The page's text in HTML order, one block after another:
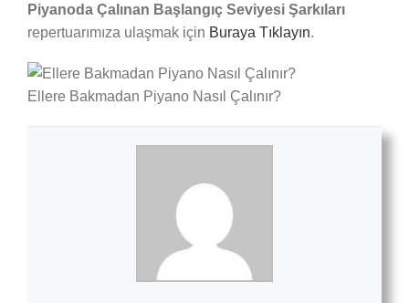
Piyanoda Çalınan Başlangıç Seviyesi Şarkıları
repertuarımıza ulaşmak için Buraya Tıklayın.
Ellere Bakmadan Piyano Nasıl Çalınır?